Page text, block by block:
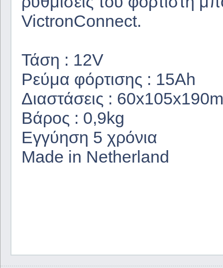
VictronConnect.
Τάση : 12V
Ρεύμα φόρτισης : 15Ah
Διαστάσεις :
Βάρος : 0,9kg
Εγγύηση 5 χρόνια
Made in Netherland